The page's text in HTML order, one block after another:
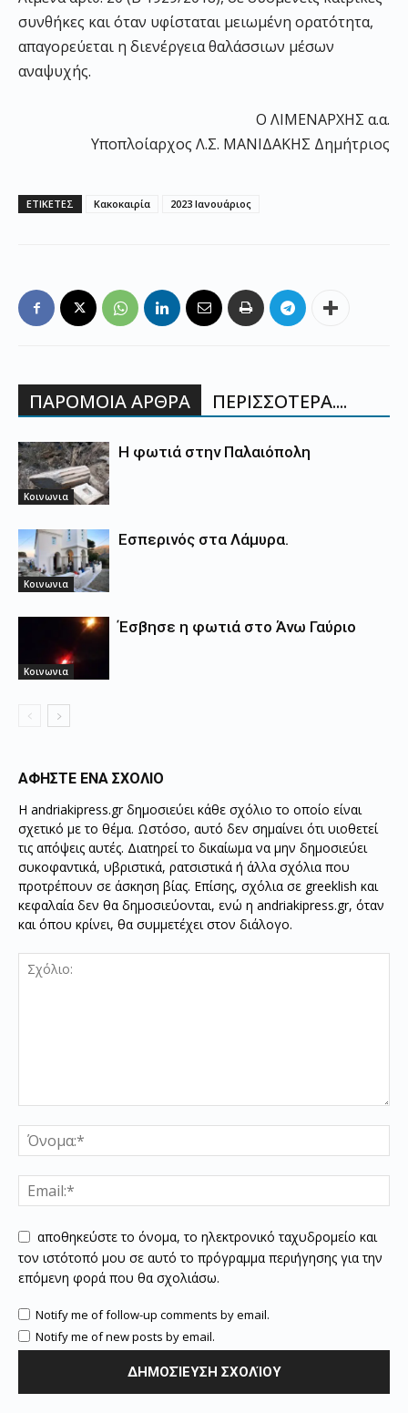
συνθήκες και όταν υφίσταται μειωμένη ορατότητα,
απαγορεύεται η διενέργεια θαλάσσιων μέσων
αναψυχής.
Ο ΛΙΜΕΝΑΡΧΗΣ α.α.
Υποπλοίαρχος Λ.Σ. ΜΑΝΙΔΑΚΗΣ Δημήτριος
ΕΤΙΚΕΤΕΣ Κακοκαιρία 2023 Ιανουάριος
ΠΑΡΟΜΟΙΑ ΑΡΘΡΑ ΠΕΡΙΣΣΟΤΕΡΑ....
Κοινωνια
Η φωτιά στην Παλαιόπολη
Κοινωνια
Εσπερινός στα Λάμυρα.
Κοινωνια
Έσβησε η φωτιά στο Άνω Γαύριο
ΑΦΗΣΤΕ ΕΝΑ ΣΧΟΛΙΟ
Η andriakipress.gr δημοσιεύει κάθε σχόλιο το οποίο είναι
σχετικό με το θέμα. Ωστόσο, αυτό δεν σημαίνει ότι υιοθετεί
τις απόψεις αυτές. Διατηρεί το δικαίωμα να μην δημοσιεύει
συκοφαντικά, υβριστικά, ρατσιστικά ή άλλα σχόλια που
προτρέπουν σε άσκηση βίας. Επίσης, σχόλια σε greeklish και
κεφαλαία δεν θα δημοσιεύονται, ενώ η andriakipress.gr, όταν
και όπου κρίνει, θα συμμετέχει στον διάλογο.
αποθηκεύστε το όνομα, το ηλεκτρονικό ταχυδρομείο και
τον ιστότοπό μου σε αυτό το πρόγραμμα περιήγησης για την
επόμενη φορά που θα σχολιάσω.
Notify me of follow-up comments by email.
Notify me of new posts by email.